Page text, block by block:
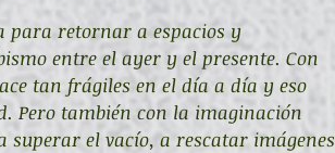
para retornar a espacios y
entre el ayer y el presente. Con
tan frágiles en el día a día y eso
Pero también con la imaginación
superar el vacío, a rescatar imágenes